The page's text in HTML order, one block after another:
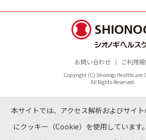
お問い合わせ ご利用
Copyright (C) Shionogi Healthcare
All Rights Reserved.
本サイトでは、アクセス解析およびサイ
にクッキー（Cookie）を使用しています